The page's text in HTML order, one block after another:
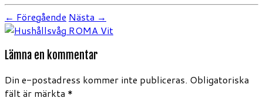
← Föregående Nästa →
Lämna en kommentar
Din e-postadress kommer inte publiceras. Obligatoriska
fält är märkta *